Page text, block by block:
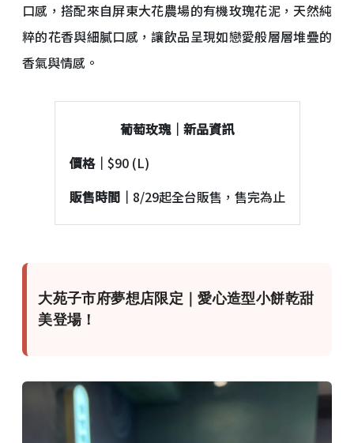
口感，搭配來自屏東大花農場的有機玫瑰花泥，天然純
粹的花香與細膩口感，讓飲品呈現如戀愛般層層堆疊的
香氣與情感。
葡萄玫瑰｜新品資訊
價格｜ $90 (L)
販售時間｜ 8/29起全台販售，售完為止
大苑子市府夢想店限定｜愛心造型小餅乾甜
美登場！